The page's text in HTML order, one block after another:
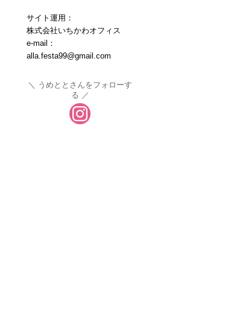
サイト運用：
株式会社いちかわオフィス
e-mail：
alla.festa99@gmail.com
うめととさんをフォローす
る